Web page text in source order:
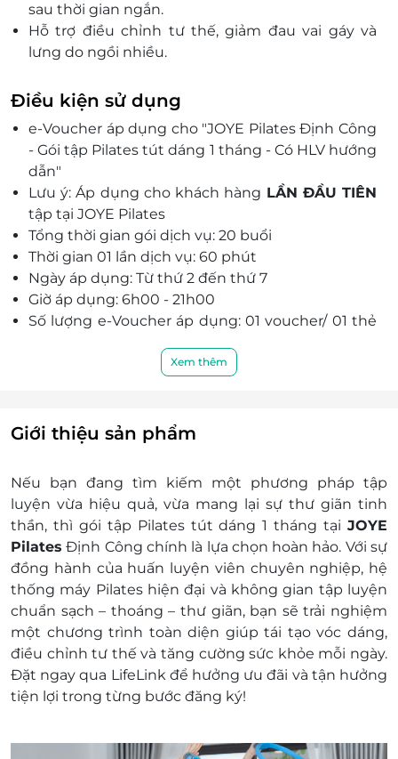
sau thời gian ngắn.
Hỗ trợ điều chỉnh tư thế, giảm đau vai gáy và
lưng do ngồi nhiều.
giảm căng thẳng.
Đặt ngay qua LifeLink để nhận ưu đãi hấp dẫn và
tiện lợi!
Điều kiện sử dụng
e-Voucher áp dụng cho "JOYE Pilates Định Công
- Gói tập Pilates tút dáng 1 tháng - Có HLV hướng
dẫn"
Lưu ý: Áp dụng cho khách hàng LẦN ĐẦU TIÊN
tập tại JOYE Pilates
Tổng thời gian gói dịch vụ: 20 buổi
Thời gian 01 lần dịch vụ: 60 phút
Ngày áp dụng: Từ thứ 2 đến thứ 7
Giờ áp dụng: 6h00 - 21h00
Số lượng e-Voucher áp dụng: 01 voucher/ 01 thẻ
Học viên liên hệ đăng ký ghi danh trước khi đến
bất kỳ sai sót khi phục vụ):
Số điện thoại: 0942 567 886
Xuân - Hà Nội
Điều kiện khác:
Một khách hàng được mua nhiều e-
Voucher/e-Coupon
e-Voucher/e-Coupon không có giá trị quy đổi
thành tiền mặt, không trả lại tiền thừa
Không áp dụng đồng thời cùng lúc với các
chương trình khuyến mại khác
Giá chưa bao gồm VAT. Khách muốn xuất
hóa đơn vui lòng bù thêm phí và liên hệ
JOYE Pilates để được hỗ trợ.
Xem thêm
Giới thiệu sản phẩm
Nếu bạn đang tìm kiếm một phương pháp tập
luyện vừa hiệu quả, vừa mang lại sự thư giãn tinh
thần, thì gói tập Pilates tút dáng 1 tháng tại JOYE
Pilates Định Công chính là lựa chọn hoàn hảo. Với sự
đồng hành của huấn luyện viên chuyên nghiệp, hệ
thống máy Pilates hiện đại và không gian tập luyện
chuẩn sạch – thoáng – thư giãn, bạn sẽ trải nghiệm
một chương trình toàn diện giúp tái tạo vóc dáng,
điều chỉnh tư thế và tăng cường sức khỏe mỗi ngày.
Đặt ngay qua LifeLink để hưởng ưu đãi và tận hưởng
tiện lợi trong từng bước đăng ký!